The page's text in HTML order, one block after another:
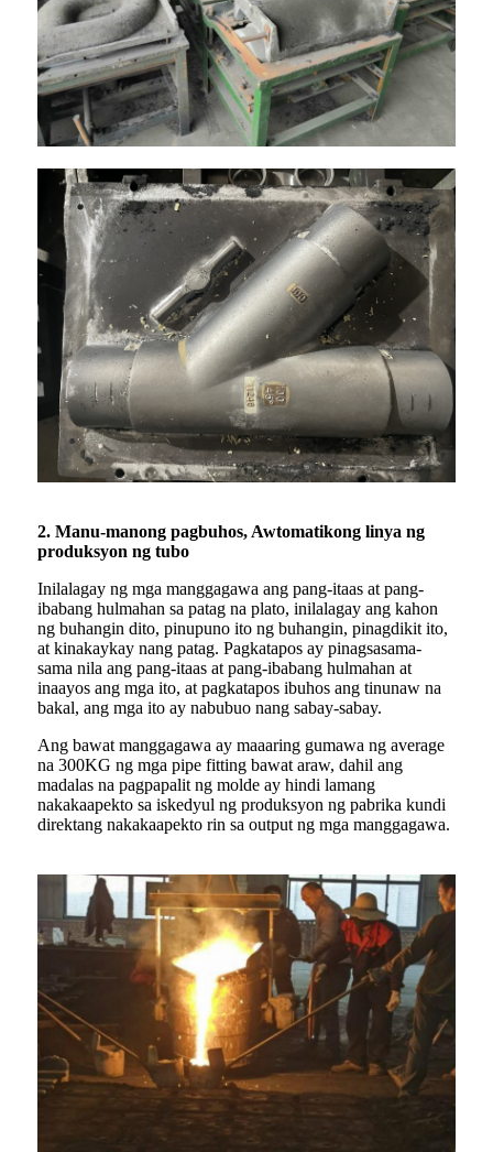
2. Manu-manong pagbuhos, Awtomatikong linya ng
produksyon ng tubo
Inilalagay ng mga manggagawa ang pang-itaas at pang-
ibabang hulmahan sa patag na plato, inilalagay ang kahon
ng buhangin dito, pinupuno ito ng buhangin, pinagdikit ito,
at kinakaykay nang patag. Pagkatapos ay pinagsasama-
sama nila ang pang-itaas at pang-ibabang hulmahan at
inaayos ang mga ito, at pagkatapos ibuhos ang tinunaw na
bakal, ang mga ito ay nabubuo nang sabay-sabay.
Ang bawat manggagawa ay maaaring gumawa ng average
na 300KG ng mga pipe fitting bawat araw, dahil ang
madalas na pagpapalit ng molde ay hindi lamang
nakakaapekto sa iskedyul ng produksyon ng pabrika kundi
direktang nakakaapekto rin sa output ng mga manggagawa.